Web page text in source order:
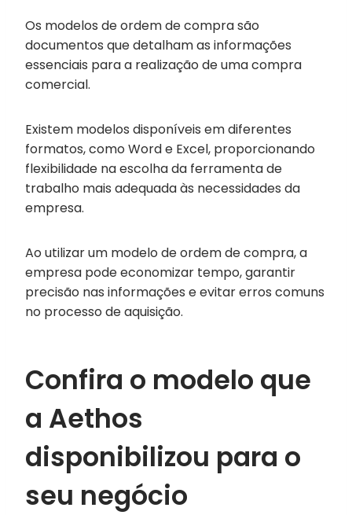
Os modelos de ordem de compra são
documentos que detalham as informações
essenciais para a realização de uma compra
comercial.
Existem modelos disponíveis em diferentes
formatos, como Word e Excel, proporcionando
flexibilidade na escolha da ferramenta de
trabalho mais adequada às necessidades da
empresa.
Ao utilizar um modelo de ordem de compra, a
empresa pode economizar tempo, garantir
precisão nas informações e evitar erros comuns
no processo de aquisição.
Confira o modelo que
a Aethos
disponibilizou para o
seu negócio